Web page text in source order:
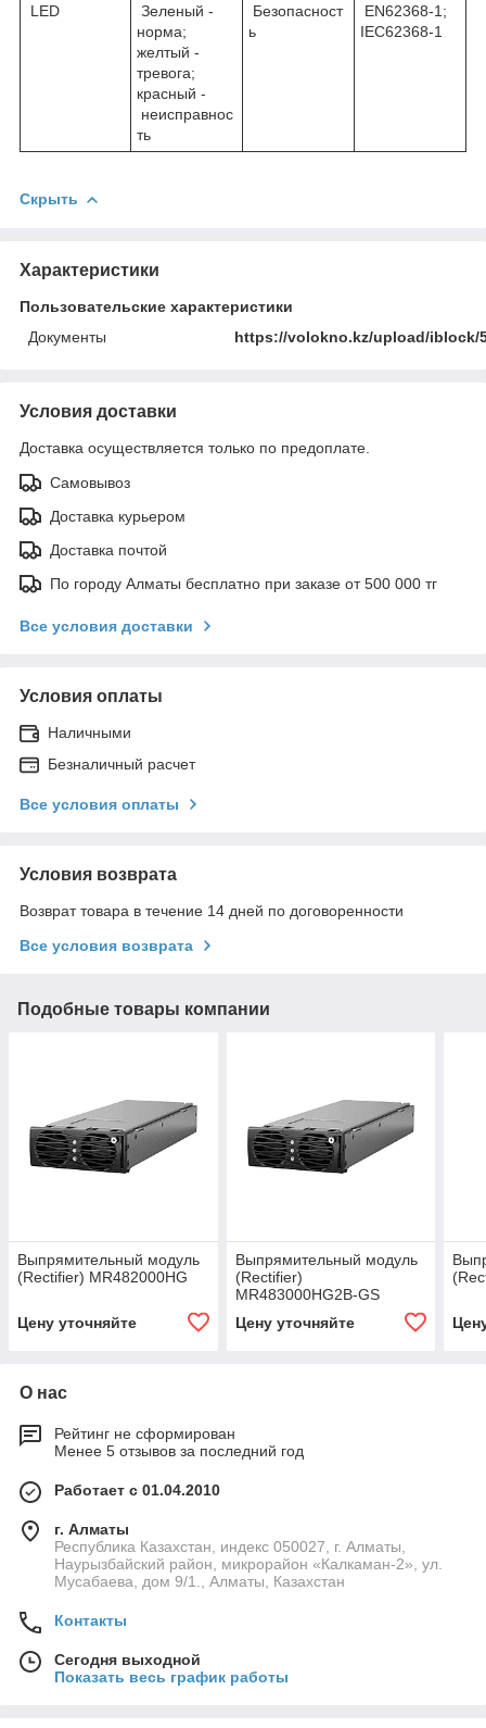
LED
Зеленый -
норма;
желтый -
тревога;
красный -
неисправнос
ть
Безопасност
ь
EN62368-1;
IEC62368-1
Скрыть
Характеристики
Пользовательские характеристики
Документы
https://volokno.kz/upload/iblock/
Условия доставки
Доставка осуществляется только по предоплате.
Самовывоз
Доставка курьером
Доставка почтой
По городу Алматы бесплатно при заказе от 500 000 тг
Все условия доставки
Условия оплаты
Наличными
Безналичный расчет
Все условия оплаты
Условия возврата
Возврат товара в течение 14 дней по договоренности
Все условия возврата
Подобные товары компании
Выпрямительный модуль
(Rectifier) MR482000HG
Цену уточняйте
Выпрямительный модуль
(Rectifier)
MR483000HG2B-GS
Цену уточняйте
О нас
Рейтинг не сформирован
Менее 5 отзывов за последний год
Работает с 01.04.2010
г. Алматы
Республика Казахстан, индекс 050027, г. Алматы,
Наурызбайский район, микрорайон «Калкаман-2», ул.
Мусабаева, дом 9/1., Алматы, Казахстан
Контакты
Сегодня выходной
Показать весь график работы